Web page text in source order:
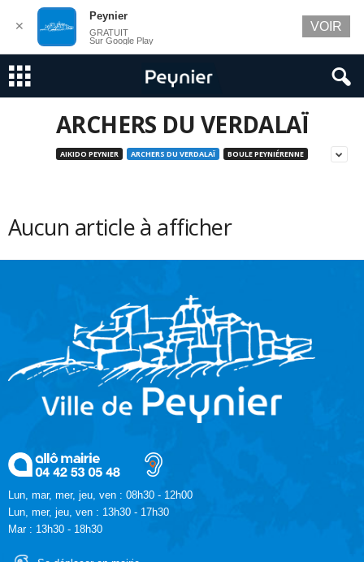
ARCHERS DU VERDALAÏ
AIKIDO PEYNIER ARCHERS DU VERDALAÏ BOULE PEYNIÉRENNE
Aucun article à afficher
Lun, mar, mer, jeu, ven : 08h30 - 12h00
Lun, mer, jeu, ven : 13h30 - 17h30
Mar : 13h30 - 18h30
✕
Peynier
GRATUIT
Sur Google Play
VOIR